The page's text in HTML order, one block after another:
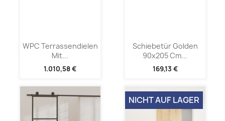
WPC Terrassendielen
Mit...
1.010,58 €
Schiebetür Golden
90x205 Cm...
169,13 €
NICHT AUF LAGER